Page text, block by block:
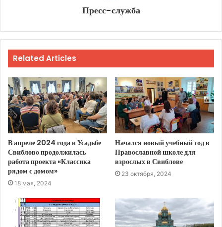
Пресс-служба
Related Articles
В апреле 2024 года в Усадьбе
Свиблово продолжилась
работа проекта «Классика
рядом с домом»
18 мая, 2024
Начался новый учебный год в
Православной школе для
взрослых в Свиблове
23 октября, 2024